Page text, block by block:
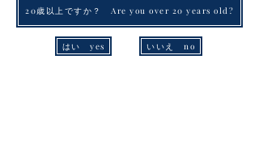
20歳以上ですか？ Are you over 20 years old?
はい yes いいえ no